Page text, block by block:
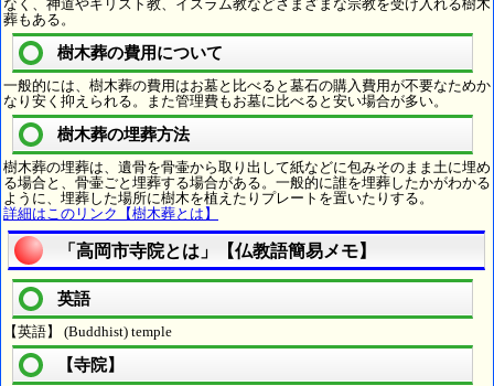
なく、神道やキリスト教、イスラム教などさまざまな宗教を受け入れる樹木
葬もある。
樹木葬の費用について
一般的には、樹木葬の費用はお墓と比べると墓石の購入費用が不要なためか
なり安く抑えられる。また管理費もお墓に比べると安い場合が多い。
樹木葬の埋葬方法
樹木葬の埋葬は、遺骨を骨壷から取り出して紙などに包みそのまま土に埋め
る場合と、骨壷ごと埋葬する場合がある。一般的に誰を埋葬したかがわかる
ように、埋葬した場所に樹木を植えたりプレートを置いたりする。
詳細はこのリンク【樹木葬とは】
「高岡市寺院とは」【仏教語簡易メモ】
英語
【英語】 (Buddhist) temple
【寺院】